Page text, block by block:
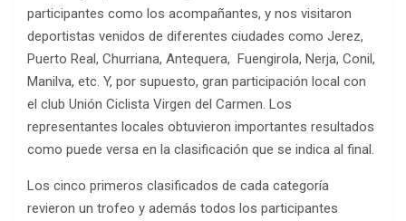
participantes como los acompañantes, y nos visitaron
deportistas venidos de diferentes ciudades como Jerez,
Puerto Real, Churriana, Antequera, Fuengirola, Nerja, Conil,
Manilva, etc. Y, por supuesto, gran participación local con
el club Unión Ciclista Virgen del Carmen. Los
representantes locales obtuvieron importantes resultados
como puede versa en la clasificación que se indica al final.
Los cinco primeros clasificados de cada categoría
revieron un trofeo y además todos los participantes